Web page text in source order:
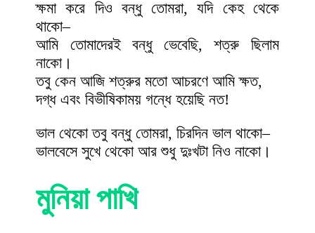
ক্ষমা করে দিও বন্ধু তোমরা, যদি কেহ থেকে
থাকো–
আমি তোমাদেরই বন্ধু ভেবেছি, শত্রু ছিলাম
নাকো।
তবু কেন আজি শত্রুর মতো আচরণে আমি ক্ষত,
দগ্ধ এবং বিভীষিকাময় গন্ধে হয়েছি নত!
ভাল থেকো তবু বন্ধু তোমরা, চিরদিন ভাল থাকো–
ভালবেসে সুখে থেকো আর শুধু দুঃখটা নিও নাকো।
মুনিয়া পাখি